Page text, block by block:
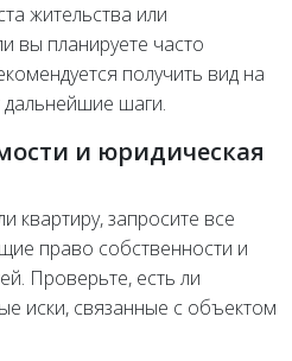
жительства или
вы планируете часто
получить вид на
дальнейшие шаги.
и юридическая
квартиру, запросите все
право собственности и
Проверьте, есть ли
иски, связанные с объектом